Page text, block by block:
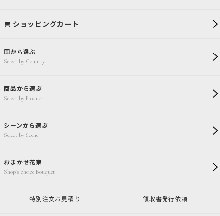
国から選ぶ
Select by Country
商品から選ぶ
Select by Product
シーンから選ぶ
Select by Scene
おまかせ花束
Shop's choice Bouquet
ショッピングカート
特別注文 お見積り 領収書発行依頼